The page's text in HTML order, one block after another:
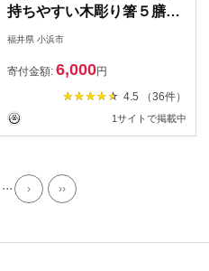
持ちやすい木彫り箸５膳セ
ット｜ 箸 はし お箸 日本製
食洗器 木彫り 木 木材 若狭
塗 天然 おしゃれ カラフル
新年 新しいお箸 新生活 新
生活準備 5色 塗り箸 抗菌
福井県 小浜市
寄付金額: 6,000円
4.5 （36件）
1サイトで掲載中
... › ››